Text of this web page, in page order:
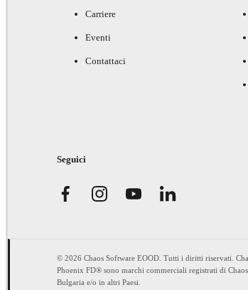
Carriere
Eventi
Contattaci
Seguici
© 2026 Chaos Software EOOD. Tutti i diritti riservati.
Phoenix FD® sono marchi commerciali registrati di
Bulgaria e/o in altri Paesi.